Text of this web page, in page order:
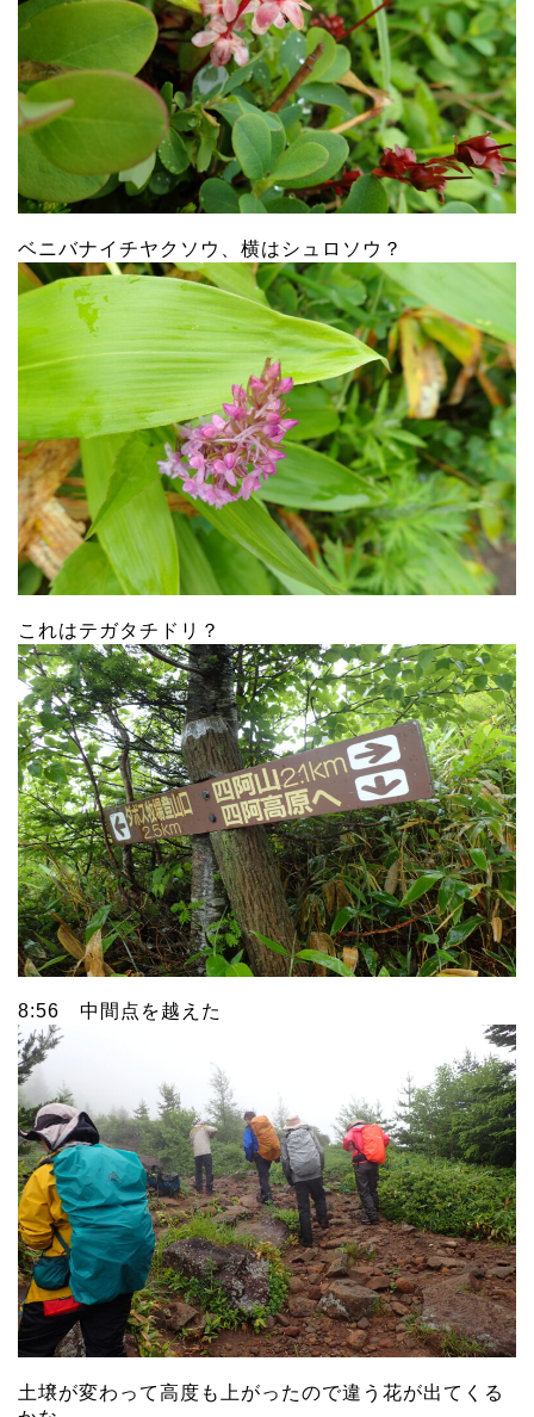
ベニバナイチヤクソウ、横はシュロソウ？
これはテガタチドリ？
8:56 中間点を越えた
土壌が変わって高度も上がったので違う花が出てくる